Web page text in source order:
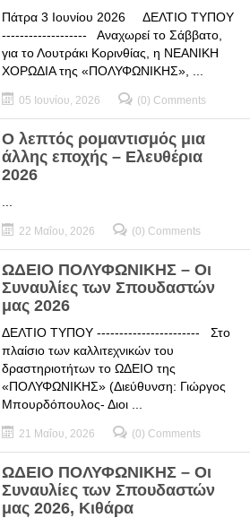
Πάτρα 3 Ιουνίου 2026 ΔΕΛΤΙΟ ΤΥΠΟΥ
------------------- Αναχωρεί το Σάββατο,
για το Λουτράκι Κορινθίας, η ΝΕΑΝΙΚΗ
ΧΟΡΩΔΙΑ της «ΠΟΛΥΦΩΝΙΚΗΣ», ...
05 Ιουνίου, 2026 (0) Comments
Ο λεπτός ρομαντισμός μια
άλλης εποχής – Ελευθέρια
2026
22 Μαΐου, 2026 (0) Comments
ΩΔΕΙΟ ΠΟΛΥΦΩΝΙΚΗΣ – Οι
Συναυλίες των Σπουδαστών
μας 2026
ΔΕΛΤΙΟ ΤΥΠΟΥ ----------------------- Στο
πλαίσιο των καλλιτεχνικών του
δραστηριοτήτων το ΩΔΕΙΟ της
«ΠΟΛΥΦΩΝΙΚΗΣ» (Διεύθυνση: Γιώργος
Μπουρδόπουλος- Διοι ...
21 Μαΐου, 2026 (0) Comments
ΩΔΕΙΟ ΠΟΛΥΦΩΝΙΚΗΣ – Οι
Συναυλίες των Σπουδαστών
μας 2026, Κιθάρα